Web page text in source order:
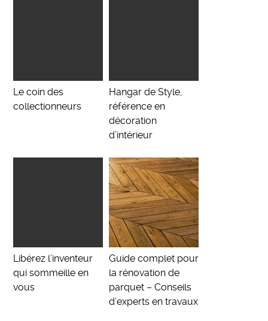
Le coin des
collectionneurs
Hangar de Style,
référence en
décoration
d’intérieur
Libérez l’inventeur
qui sommeille en
vous
Guide complet pour
la rénovation de
parquet – Conseils
d’experts en travaux